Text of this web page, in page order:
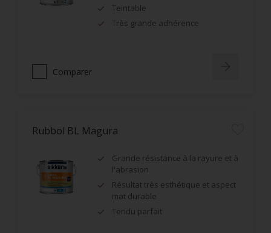
Teintable
Très grande adhérence
Comparer
Rubbol BL Magura
Grande résistance à la rayure et à
l'abrasion
Résultat très esthétique et aspect
mat durable
Tendu parfait